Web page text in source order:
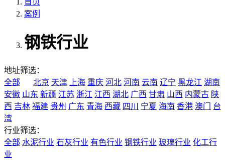
首页
案例
钢铁行业
地址筛选：
全部
北京 天津 上海 重庆 河北 河南 云南 辽宁 黑龙江 湖南
安徽 山东 新疆 江苏 浙江 江西 湖北 广西 甘肃 山西 内蒙古 陕
西 吉林 福建 贵州 广东 青海 西藏 四川 宁夏 海南 香港 澳门
台
湾
行业筛选：
全部 水泥行业 石灰行业 有色行业 钢铁行业 玻璃行业 化工行
业